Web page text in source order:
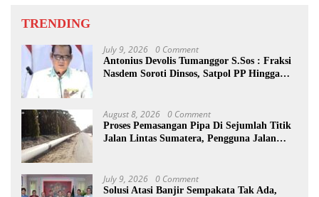
TRENDING
July 9, 2026 0 Comment
Antonius Devolis Tumanggor S.Sos : Fraksi
Nasdem Soroti Dinsos, Satpol PP Hingga
August 8, 2026 0 Comment
Proses Pemasangan Pipa Di Sejumlah Titik
Jalan Lintas Sumatera, Pengguna Jalan
July 9, 2026 0 Comment
Solusi Atasi Banjir Sempakata Tak Ada,